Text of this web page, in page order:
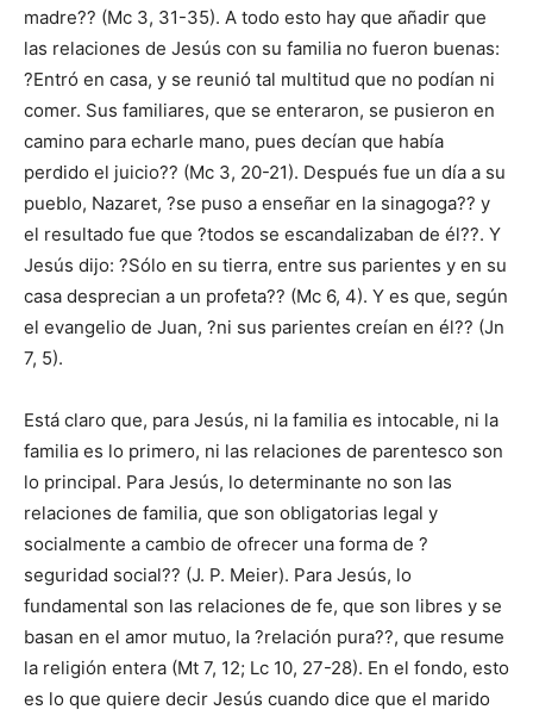
madre?? (Mc 3, 31-35). A todo esto hay que añadir que
las relaciones de Jesús con su familia no fueron buenas:
?Entró en casa, y se reunió tal multitud que no podían ni
comer. Sus familiares, que se enteraron, se pusieron en
camino para echarle mano, pues decían que había
perdido el juicio?? (Mc 3, 20-21). Después fue un día a su
pueblo, Nazaret, ?se puso a enseñar en la sinagoga?? y
el resultado fue que ?todos se escandalizaban de él??. Y
Jesús dijo: ?Sólo en su tierra, entre sus parientes y en su
casa desprecian a un profeta?? (Mc 6, 4). Y es que, según
el evangelio de Juan, ?ni sus parientes creían en él?? (Jn
7, 5).
Está claro que, para Jesús, ni la familia es intocable, ni la
familia es lo primero, ni las relaciones de parentesco son
lo principal. Para Jesús, lo determinante no son las
relaciones de familia, que son obligatorias legal y
socialmente a cambio de ofrecer una forma de ?
seguridad social?? (J. P. Meier). Para Jesús, lo
fundamental son las relaciones de fe, que son libres y se
basan en el amor mutuo, la ?relación pura??, que resume
la religión entera (Mt 7, 12; Lc 10, 27-28). En el fondo, esto
es lo que quiere decir Jesús cuando dice que el marido